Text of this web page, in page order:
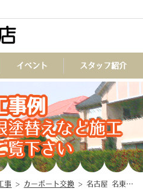
TEL
イベント スタッフ紹介
事例
塗替えなど施工
覧下さい
事 > カーポート交換 >名古屋 名東区 ポリカ交換 ♧